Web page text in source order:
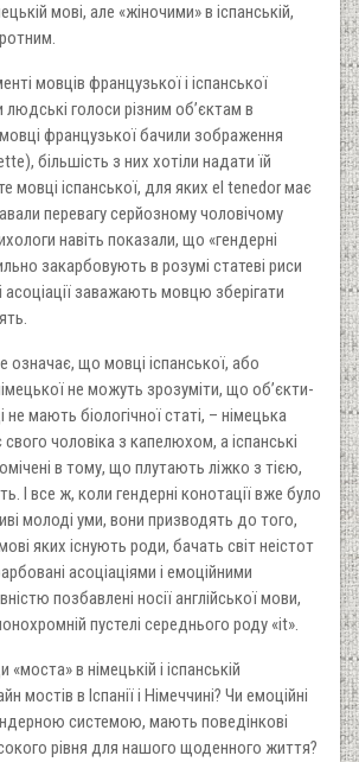
мові, але «жіночими» в іспанській,
мовців французької і іспанської
голоси різним об’єктам в
французької бачили зображення
більшість з них хотіли надати їй
мовці іспанської, для яких el tenedor має
перевагу серйозному чоловічому
навіть показали, що «гендерні
закарбовують в розумі статеві риси
асоціації заважають мовцю зберігати
означає, що мовці іспанської, або
не можуть зрозуміти, що об’єкти-
не мають біологічної статі, – німецька
свого чоловіка з капелюхом, а іспанські
в тому, що плутають ліжко з тією,
І все ж, коли гендерні конотації вже було
молоді уми, вони призводять до того,
яких існують роди, бачать світ неістот
асоціаціями і емоційними
позбавлені носії англійської мови,
пустелі середнього роду «it».
в німецькій і іспанській
мостів в Іспанії і Німеччині? Чи емоційні
системою, мають поведінкові
рівня для нашого щоденного життя?